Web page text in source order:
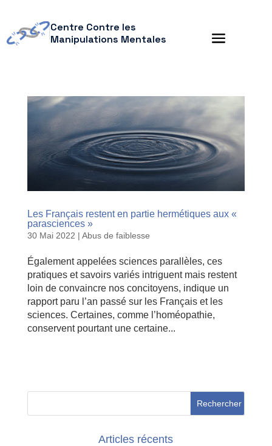
Centre Contre les
Manipulations Mentales
Les Français restent en partie hermétiques aux «
parasciences »
30 Mai 2022 | Abus de faiblesse
Également appelées sciences parallèles, ces
pratiques et savoirs variés intriguent mais restent
loin de convaincre nos concitoyens, indique un
rapport paru l’an passé sur les Français et les
sciences. Certaines, comme l’homéopathie,
conservent pourtant une certaine...
Articles récents